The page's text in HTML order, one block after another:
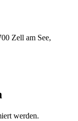
Zell am See,
werden.